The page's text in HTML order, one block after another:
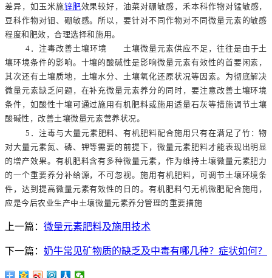
差异，如玉米施锌肥效果较好，油菜对硼敏感，禾本科作物对锰敏感，
豆科作物对钼、硼敏感。所以，要针对不同作物对不同微量元素的敏感
程度和肥效，合理选择和施用。
4 ．注毒改善土壤环境 土壤微量元素供应不足，往往是由于土
壤环境条件的影响。十壤的酸碱性是影响微量元素有效性的首要闲素，
其次还有土壤质地，土壤水分、土壤氧化还原状况等因素。为彻底解决
微量元素缺乏问题，在补充微量元素养分的同时，要注意改善土壤环境
条件，如酸性十壤可通过施用有机肥料或施用适量石灰等措施调节土壤
酸碱性，改善土壤微量元素营养状况。
5 ．注毒与大量元素肥料、有机肥料配合施用只有在满足了竹：物
对大量元素氮、磷、钾等需要的前提下，微量元素肥料才能表现出明显
的增产效果。有机肥料含有多种微量元素，作为维持土壤微量元素肥力
的一个重要养分补给源，不可忽视。施用有机肥料，可调节土壤环境条
件，达到提高微量元素有效性的日的。有机肥料勺无机微肥配合施用，
应是今后农业生产中土壤微量元素养分管理的重要措施
上一篇： 微量元素肥料及施用技术
下一篇： 奶牛常见矿物质的缺乏及中毒有哪几种？症状如何？